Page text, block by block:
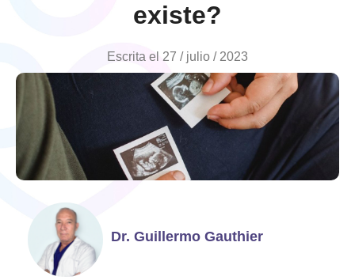
existe?
Escrita el 27 / julio / 2023
Dr. Guillermo Gauthier